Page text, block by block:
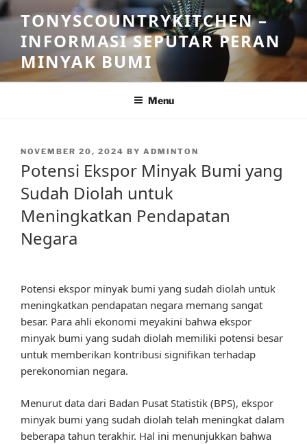
Skip
to
content
TONYSCOUNTRYKITCHEN –
INFORMASI SEPUTAR PERAN
MINYAK BUMI
Menu
POSTED
NOVEMBER 20, 2024 BY ADMINTON
Potensi Ekspor Minyak Bumi yang
Sudah Diolah untuk
Meningkatkan Pendapatan
Negara
Potensi ekspor minyak bumi yang sudah diolah untuk
meningkatkan pendapatan negara memang sangat
besar. Para ahli ekonomi meyakini bahwa ekspor
minyak bumi yang sudah diolah memiliki potensi besar
untuk memberikan kontribusi signifikan terhadap
perekonomian negara.
Menurut data dari Badan Pusat Statistik (BPS), ekspor
minyak bumi yang sudah diolah telah meningkat dalam
beberapa tahun terakhir. Hal ini menunjukkan bahwa